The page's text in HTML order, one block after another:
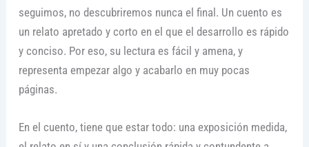
seguimos, no descubriremos nunca el final. Un cuento es
un relato apretado y corto en el que el desarrollo es rápido
y conciso. Por eso, su lectura es fácil y amena, y
representa empezar algo y acabarlo en muy pocas
páginas.
En el cuento, tiene que estar todo: una exposición medida,